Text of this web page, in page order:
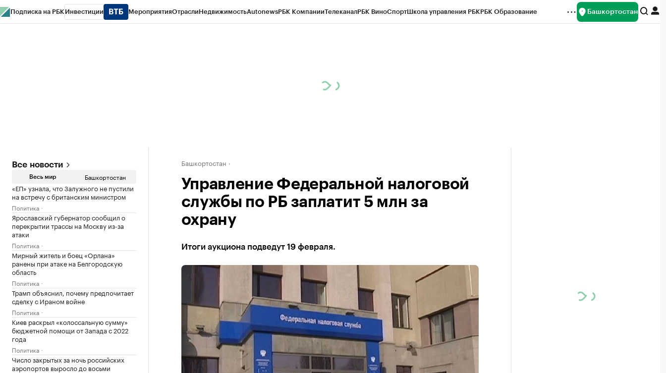
Подписка на РБК Инвестиции МероприятияОтраслиНедвижимостьAutonewsРБК КомпанииТелеканалРБК ВиноСпортШкола управления РБКРБК Образование Башкортостан
Все новости
Весь мир Башкортостан
«ЕП» узнала, что Залужного не пустили
на встречу с британским министром
Политика
Ярославский губернатор сообщил о
перекрытии трассы на Москву из-за
атаки
Политика
Мирный житель и боец «Орлана»
ранены при атаке на Белгородскую
область
Политика
Трамп объяснил, почему предпочитает
сделку с Ираном войне
Политика
Киев раскрыл «колоссальную сумму»
бюджетной помощи от Запада с 2022
года
Политика
Число закрытых за ночь российских
аэропортов выросло до восьми
Башкортостан
Управление Федеральной налоговой
службы по РБ заплатит 5 млн за
охрану
Итоги аукциона подведут 19 февраля.